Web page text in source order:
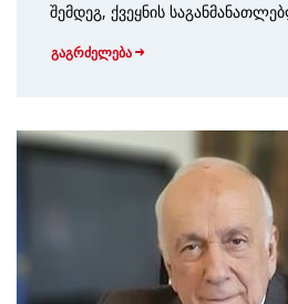
შემდეგ, ქვეყნის
გაგრძელება